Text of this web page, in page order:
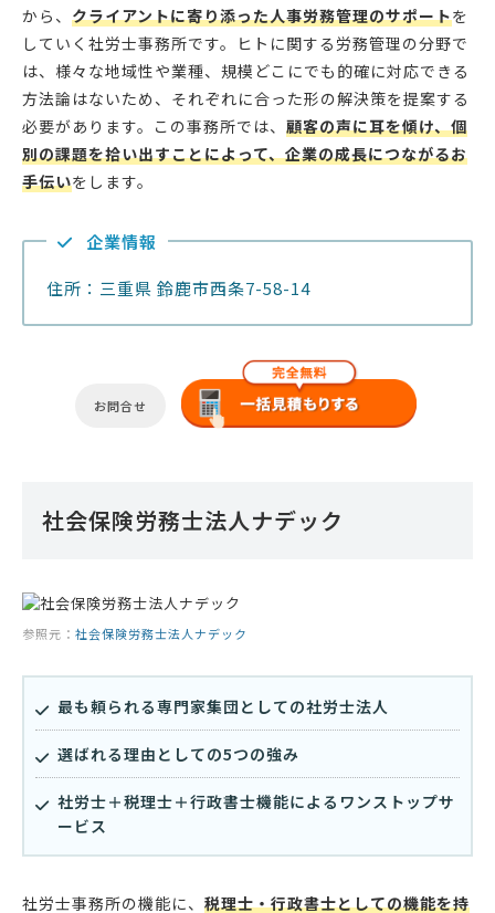
から、 クライアントに寄り添った人事労務管理のサポートを
していく社労士事務所です。ヒトに関する労務管理の分野で
は、様々な地域性や業種、規模どこにでも的確に対応できる
方法論はないため、それぞれに合った形の解決策を提案する
必要があります。この事務所では、 顧客の声に耳を傾け、個
別の課題を拾い出すことによって、企業の成長につながるお
手伝いをします。
企業情報
住所：三重県 鈴鹿市西条7-58-14
お問合せ
社会保険労務士法人ナデック
参照元： 社会保険労務士法人ナデック
最も頼られる専門家集団としての社労士法人
選ばれる理由としての5つの強み
社労士＋税理士＋行政書士機能によるワンストップサ
ービス
社労士事務所の機能に、 税理士・行政書士としての機能を持